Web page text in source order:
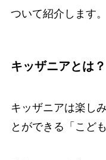
ついて紹介します。
キッザニアとは？
キッザニアは楽し
とができる「こど